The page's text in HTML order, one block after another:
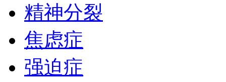
精神分裂
焦虑症
强迫症